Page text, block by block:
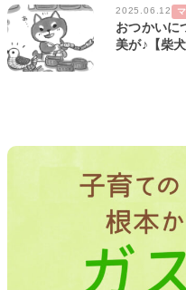
2025.06.12
おつかいに
美が♪【柴